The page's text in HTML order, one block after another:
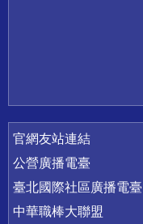
官網友站連結
公營廣播電臺
臺北國際社區廣播電臺
中華職棒大聯盟